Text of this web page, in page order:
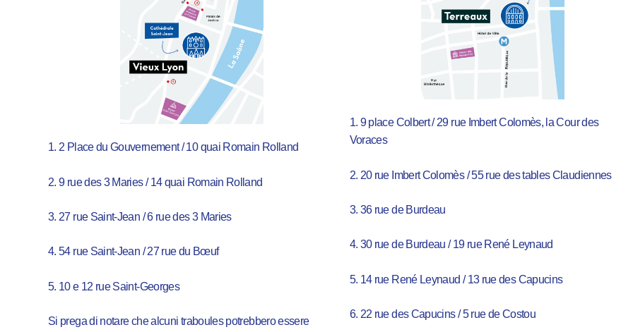
1. 2 Place du Gouvernement / 10 quai Romain Rolland
2. 9 rue des 3 Maries / 14 quai Romain Rolland
3. 27 rue Saint-Jean / 6 rue des 3 Maries
4. 54 rue Saint-Jean / 27 rue du Bœuf
5. 10 e 12 rue Saint-Georges
Si prega di notare che alcuni traboules potrebbero essere
1. 9 place Colbert / 29 rue Imbert Colomès, la Cour des
Voraces
2. 20 rue Imbert Colomès / 55 rue des tables Claudiennes
3. 36 rue de Burdeau
4. 30 rue de Burdeau / 19 rue René Leynaud
5. 14 rue René Leynaud / 13 rue des Capucins
6. 22 rue des Capucins / 5 rue de Costou